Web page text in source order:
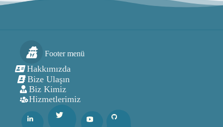
Footer menü
Hakkımızda
Bize Ulaşın
Biz Kimiz
Hizmetlerimiz
Linkedin Twitter Youtube Github